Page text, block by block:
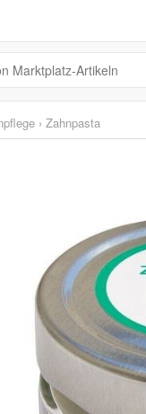
› Zahnpasta